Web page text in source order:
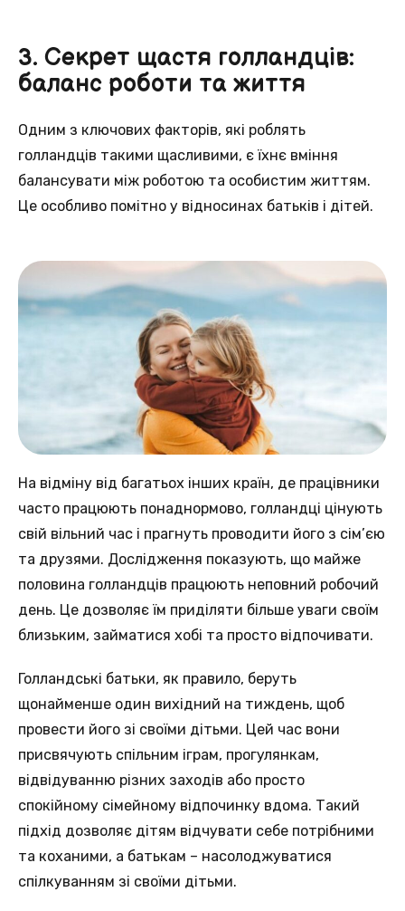
3. Секрет щастя голландців:
баланс роботи та життя
Одним з ключових факторів, які роблять
голландців такими щасливими, є їхнє вміння
балансувати між роботою та особистим життям.
Це особливо помітно у відносинах батьків і дітей.
На відміну від багатьох інших країн, де працівники
часто працюють понаднормово, голландці цінують
свій вільний час і прагнуть проводити його з сім’єю
та друзями. Дослідження показують, що майже
половина голландців працюють неповний робочий
день. Це дозволяє їм приділяти більше уваги своїм
близьким, займатися хобі та просто відпочивати.
Голландські батьки, як правило, беруть
щонайменше один вихідний на тиждень, щоб
провести його зі своїми дітьми. Цей час вони
присвячують спільним іграм, прогулянкам,
відвідуванню різних заходів або просто
спокійному сімейному відпочинку вдома. Такий
підхід дозволяє дітям відчувати себе потрібними
та коханими, а батькам – насолоджуватися
спілкуванням зі своїми дітьми.